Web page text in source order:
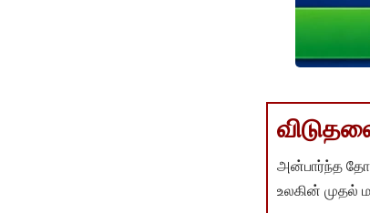
அன்பார்ந்த
உலகின் முதல்